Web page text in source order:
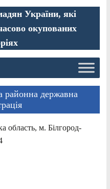
України, які
окупованих
районна державна
область, м. Білгород-